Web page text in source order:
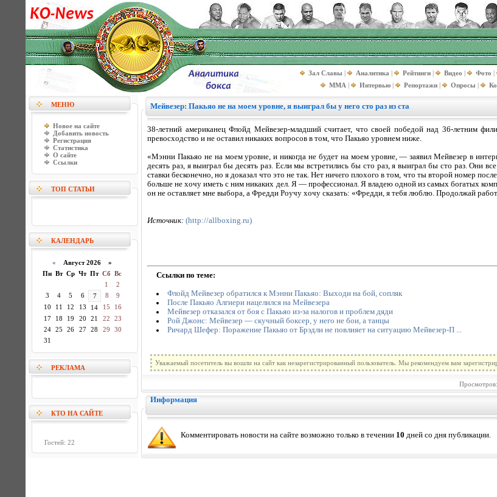
Зал Славы | Аналитика | Рейтинги | Видео | Фото |
MMA | Интервью | Репортажи | Опросы |
МЕНЮ
Новое на сайте
Добавить новость
Регистрация
Статистика
О сайте
Ссылки
ТОП СТАТЬИ
КАЛЕНДАРЬ
« Август 2026 »
Пн Вт Ср Чт Пт Сб Вс
1
2
3
4 5 6 7 8
9
10
11 12 13 14 15
16
17
18 19 20 21 22
23
24
25 26 27 28 29
30
31
РЕКЛАМА
КТО НА САЙТЕ
Гостей: 22
Мейвезер: Пакьяо не на моем уровне, я выиграл бы у него сто раз из ста
38-летний американец Флойд Мейвезер-младший считает, что своей победой над 36-летним
превосходство и не оставил никаких вопросов в том, что Пакьяо уровнем ниже.
«Мэнни Пакьяо не на моем уровне, и никогда не будет на моем уровне, — заявил Мейвезер в
десять раз, я выиграл бы десять раз. Если мы встретились бы сто раз, я выиграл бы сто раз. Они
ставки бесконечно, но я доказал что это не так. Нет ничего плохого в том, что ты второй номер
больше не хочу иметь с ним никаких дел. Я — профессионал. Я владею одной из самых богатых
он не оставляет мне выбора, а Фредди Роучу хочу сказать: «Фредди, я тебя люблю. Продолжай
Источник: (http://allboxing.ru)
Ссылки по теме:
Флойд Мейвезер обратился к Мэнни Пакьяо: Выходи на бой, сопляк
После Пакьяо Алгиери нацелился на Мейвезера
Мейвезер отказался от боя с Пакьяо из-за налогов и проблем дяди
Рой Джонс: Мейвезер — скучный боксер, у него не бои, а танцы
Ричард Шефер: Поражение Пакьяо от Брэдли не повлияет на ситуацию Мейвезер-П ...
Уважаемый посетитель вы вошли на сайт как незарегистрированный пользователь. Мы рекомендуем вам
Информация
Комментировать новости на сайте возможно только в течении 10 дней со дня публикации.